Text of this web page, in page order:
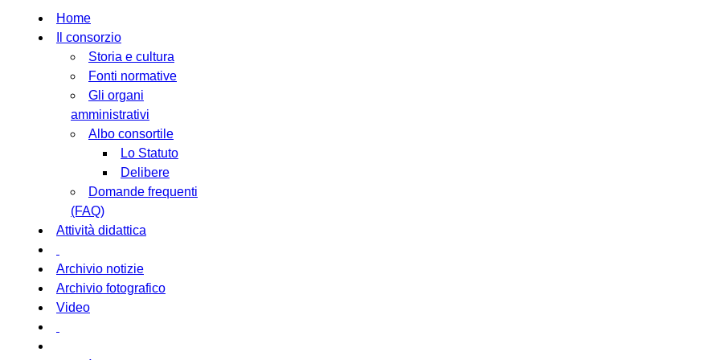
Home
Il consorzio
Storia e cultura
Fonti normative
Gli organi
amministrativi
Albo consortile
Lo Statuto
Delibere
Domande frequenti
(FAQ)
Attività didattica
Archivio notizie
Archivio fotografico
Video